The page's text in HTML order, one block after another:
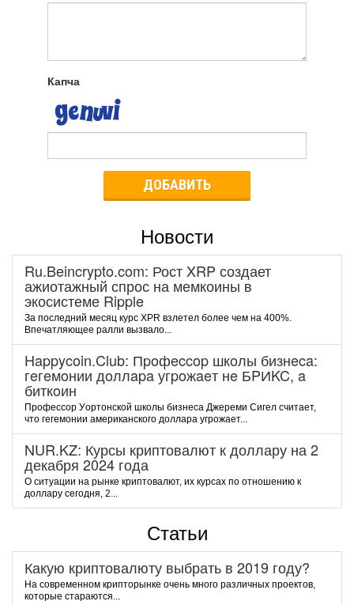
Капча
ДОБАВИТЬ
Новости
Ru.Beincrypto.com: Рост XRP создает
ажиотажный спрос на мемкоины в
экосистеме Ripple
За последний месяц курс XPR взлетел более чем на 400%.
Впечатляющее ралли вызвало...
Happycoin.Club: Пpoфeccop шкoлы бизнeca:
гeгeмoнии дoллapa угpoжaeт нe БPИKC, a
биткoин
Пpoфeccop Уopтoнcкoй шкoлы бизнeca Джepeми Cигeл cчитaeт,
чтo гeгeмoнии aмepикaнcкoгo дoллapa угpoжaeт...
NUR.KZ: Курсы криптовалют к доллару на 2
декабря 2024 года
О ситуации на рынке криптовалют, их курсах по отношению к
доллару сегодня, 2...
Статьи
Какую криптовалюту выбрать в 2019 году?
На современном крипторынке очень много различных проектов,
которые стараются...